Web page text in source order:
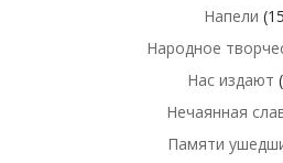
Напели
Народное
Нас издают
Нечаянная
Памяти